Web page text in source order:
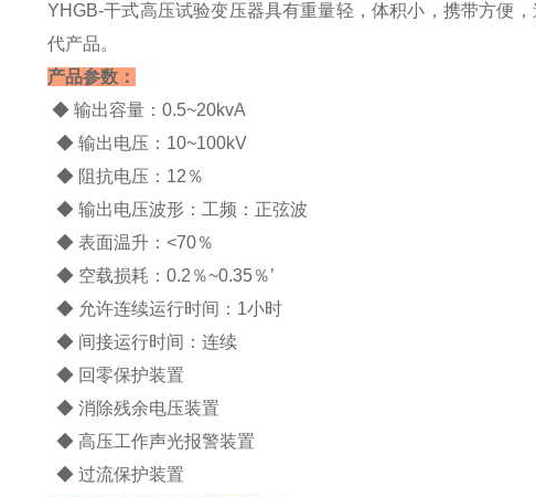
YHGB-干式高压试验变压器具有重量轻，体积小，携带方便
代产品。
产品参数：
◆ 输出容量：0.5~20kvA
◆ 输出电压：10~100kV
◆ 阻抗电压：12％
◆ 输出电压波形：工频：正弦波
◆ 表面温升：<70％
◆ 空载损耗：0.2％~0.35％’
◆ 允许连续运行时间：1小时
◆ 间接运行时间：连续
◆ 回零保护装置
◆ 消除残余电压装置
◆ 高压工作声光报警装置
◆ 过流保护装置